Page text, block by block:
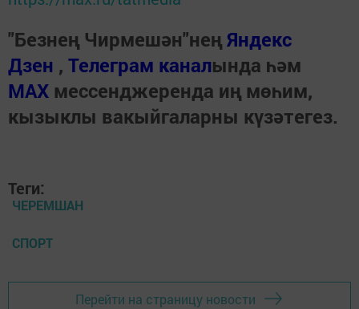
"Безнең Чирмешән"неңЯндекс
Дзен , Телеграм каналында һәм
МАХ мессенджеренда иң мөһим,
кызыклы вакыйгаларны күзәтегез.
Теги:
ЧЕРЕМШАН
СПОРТ
Перейти на страницу новости